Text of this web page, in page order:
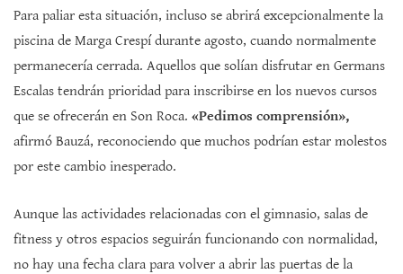
Para paliar esta situación, incluso se abrirá excepcionalmente la
piscina de Marga Crespí durante agosto, cuando normalmente
permanecería cerrada. Aquellos que solían disfrutar en Germans
Escalas tendrán prioridad para inscribirse en los nuevos cursos
que se ofrecerán en Son Roca. «Pedimos comprensión»,
afirmó Bauzá, reconociendo que muchos podrían estar molestos
por este cambio inesperado.
Aunque las actividades relacionadas con el gimnasio, salas de
fitness y otros espacios seguirán funcionando con normalidad,
no hay una fecha clara para volver a abrir las puertas de la